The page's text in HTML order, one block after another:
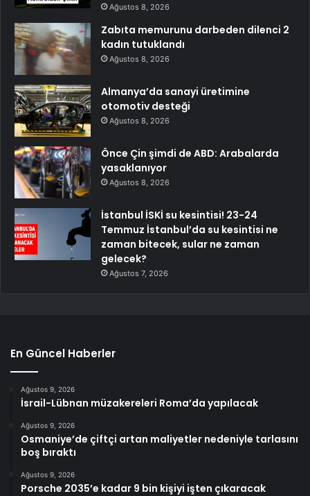
Ağustos 8, 2026
Zabıta memurunu darbeden dilenci 2
kadın tutuklandı
Ağustos 8, 2026
Almanya’da sanayi üretimine
otomotiv desteği
Ağustos 8, 2026
Önce Çin şimdi de ABD: Arabalarda
yasaklanıyor
Ağustos 8, 2026
İstanbul İSKİ su kesintisi! 23-24
Temmuz İstanbul’da su kesintisi ne
zaman bitecek, sular ne zaman
gelecek?
Ağustos 7, 2026
En Güncel Haberler
Ağustos 9, 2026
İsrail-Lübnan müzakereleri Roma’da yapılacak
Ağustos 9, 2026
Osmaniye’de çiftçi artan maliyetler nedeniyle tarlasını
boş bıraktı
Ağustos 9, 2026
Porsche 2035’e kadar 9 bin kişiyi işten çıkaracak